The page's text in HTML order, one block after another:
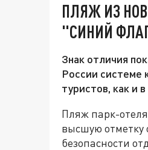
ПЛЯЖ ИЗ
"СИНИЙ
Знак отличия
России системе
туристов, как и
Пляж парк-
высшую отметку
безопасности